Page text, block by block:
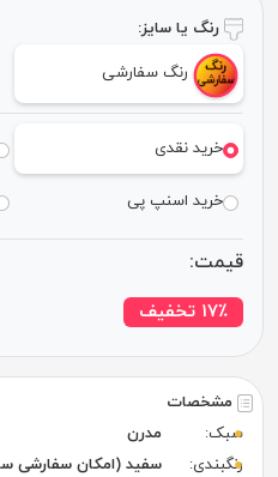
مشخصات
سبک:
مدرن
رنگبندی:
سفید (امکان سفارشی
رنگ یا سایز:
رنگ سفارشی
خرید نقدی
خرید اسنپ پی
قیمت:
۱۷٪ تخفیف